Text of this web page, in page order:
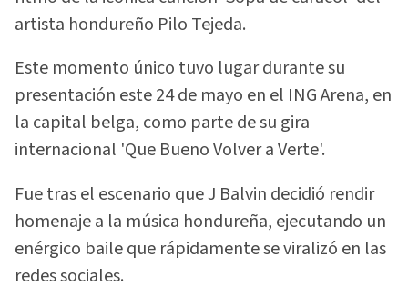
artista hondureño Pilo Tejeda.
Este momento único tuvo lugar durante su
presentación este 24 de mayo en el ING Arena, en
la capital belga, como parte de su gira
internacional 'Que Bueno Volver a Verte'.
Fue tras el escenario que J Balvin decidió rendir
homenaje a la música hondureña, ejecutando un
enérgico baile que rápidamente se viralizó en las
redes sociales.